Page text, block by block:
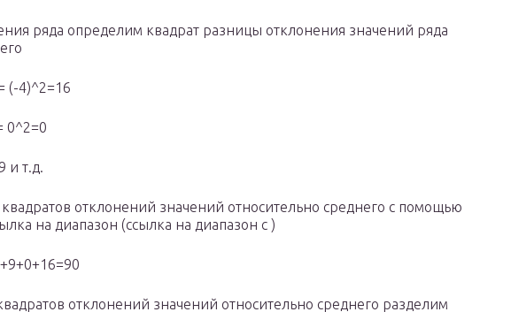
ряда определим квадрат разницы отклонения значений ряда
(-4)^2=16
0^2=0
и т.д.
квадратов отклонений значений относительно среднего с помощью
на диапазон (ссылка на диапазон с )
отклонений значений относительно среднего разделим